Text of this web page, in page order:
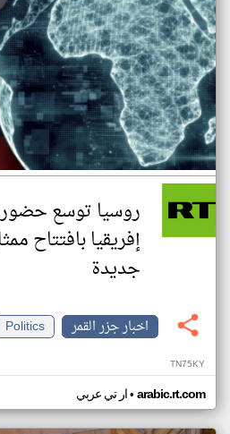
روسيا توسع
جديدة
اخبار جزر القمر
Politics
TN75KY
ار تي عربي• arabic.rt.com